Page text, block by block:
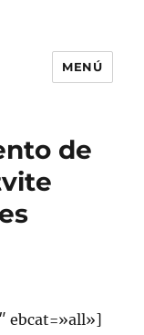
MENÚ
de
ebcat=»all»]